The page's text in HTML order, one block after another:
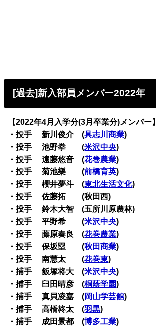
[過去]新入部員メンバー2022年
【2022年4月入学分(3月卒業分)メンバー】
・投手 新川俊介 (具志川商業)
・投手 池野拳 (米沢中央)
・投手 遠藤悠音 (花巻農業)
・投手 菊池樂 (前橋育英)
・投手 櫻井夢斗 (東北生活文化)
・投手 佐藤拓 (秋田西)
・投手 鈴木大智 (五所川原農林)
・投手 平野希 (米沢中央)
・投手 藤原奏良 (花巻農業)
・投手 保坂塁 (秋田商業)
・投手 南慧太 (花巻東)
・捕手 飯塚将大 (米沢中央)
・捕手 臼田晴彦 (桐蔭学園)
・捕手 真貝凌嘉 (岡山学芸館)
・捕手 高橋柊太 (羽黒)
・捕手 成田景都 (博多工業)